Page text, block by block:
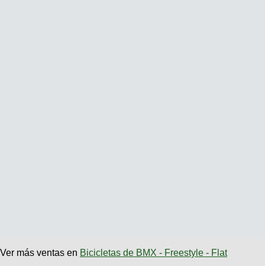
Ver más ventas en Bicicletas de BMX - Freestyle - Flat